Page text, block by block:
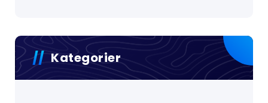
Kategorier